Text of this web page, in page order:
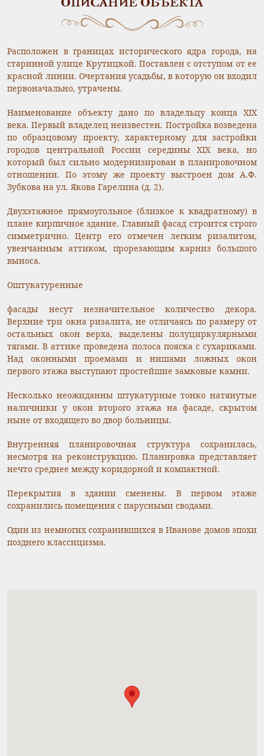
ОПИСАНИЕ ОБЪЕКТА
Расположен в границах исторического ядра города, на
старинной улице Крутицкой. Поставлен с отступом от ее
красной линии. Очертания усадьбы, в которую он входил
первоначально, утрачены.
Наименование объекту дано по владельцу конца XIX
века. Первый владелец неизвестен. Постройка возведена
по образцовому проекту, характерному для застройки
городов центральной России середины XIX века, но
который был сильно модернизирован в планировочном
отношении. По этому же проекту выстроен дом А.Ф.
Зубкова на ул. Якова Гарелина (д. 2).
Двухэтажное прямоугольное (близкое к квадратному) в
плане кирпичное здание. Главный фасад строится строго
симметрично. Центр его отмечен легким ризалитом,
увенчанным аттиком, прорезающим карниз большого
выноса.
Оштукатуренные
фасады несут незначительное количество декора.
Верхние три окна ризалита, не отличаясь по размеру от
остальных окон верха, выделены полуциркулярными
тягами. В аттике проведена полоса пояска с сухариками.
Над оконными проемами и нишами ложных окон
первого этажа выступают простейшие замковые камни.
Несколько неожиданны штукатурные тонко натянутые
наличники у окон второго этажа на фасаде, скрытом
ныне от входящего во двор больницы.
Внутренняя планировочная структура сохранилась,
несмотря на реконструкцию. Планировка представляет
нечто среднее между коридорной и компактной.
Перекрытия в здании сменены. В первом этаже
сохранились помещения с парусными сводами.
Один из немногих сохранившихся в Иванове домов эпохи
позднего классицизма.